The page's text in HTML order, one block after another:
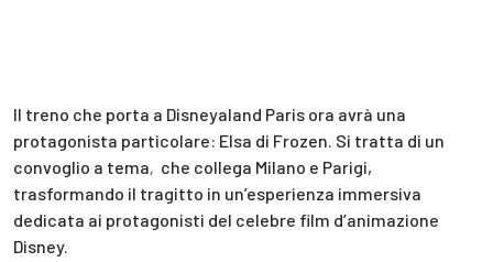
Il treno che porta a Disneyaland Paris ora avrà una
protagonista particolare: Elsa di Frozen. Si tratta di un
convoglio a tema, che collega Milano e Parigi,
trasformando il tragitto in un’esperienza immersiva
dedicata ai protagonisti del celebre film d’animazione
Disney.